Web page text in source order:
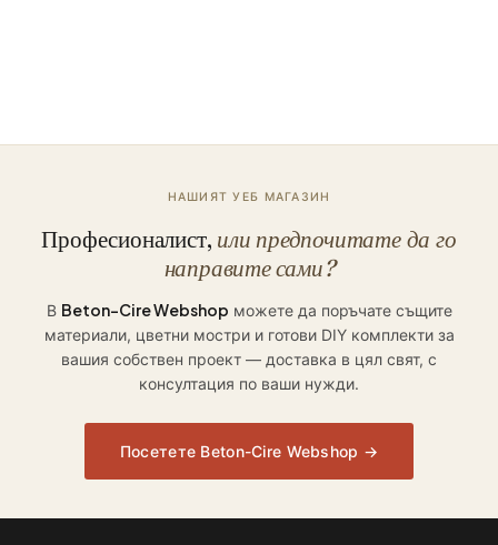
НАШИЯТ УЕБ МАГАЗИН
Професионалист, или предпочитате да го
направите сами?
В Beton-Cire Webshop можете да поръчате същите
материали, цветни мостри и готови DIY комплекти за
вашия собствен проект — доставка в цял свят, с
консултация по ваши нужди.
Посетете Beton-Cire Webshop →